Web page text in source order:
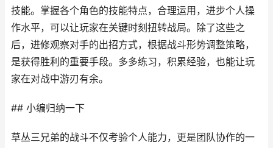
技能。掌握各个角色的技能特点，合理运用，进步个人操
作水平，可以让玩家在关键时刻扭转战局。除了这些之
后，进修观察对手的出招方式，根据战斗形势调整策略，
是获得胜利的重要手段。多多练习，积累经验，也能让玩
家在对战中游刃有余。
## 小编归纳一下
草丛三兄弟的战斗不仅考验个人能力，更是团队协作的一